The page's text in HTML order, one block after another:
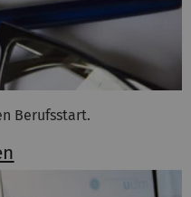
Berufsstart.